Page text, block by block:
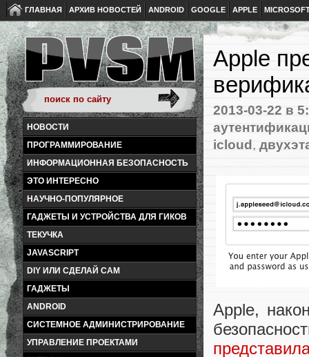
ГЛАВНАЯ АРХИВ НОВОСТЕЙ ANDROID GOOGLE APPLE
НОВОСТИ
ПРОГРАММИРОВАНИЕ
ИНФОРМАЦИОННАЯ БЕЗОПАСНОСТЬ
ЭТО ИНТЕРЕСНО
НАУЧНО-ПОПУЛЯРНОЕ
ГАДЖЕТЫ И УСТРОЙСТВА ДЛЯ ГИКОВ
ТЕКУЧКА
JAVASCRIPT
DIY ИЛИ СДЕЛАЙ САМ
ГАДЖЕТЫ
ANDROID
СИСТЕМНОЕ АДМИНИСТРИРОВАНИЕ
УПРАВЛЕНИЕ ПРОЕКТАМИ
Apple
2013-03-22 в
icloud,
Apple,